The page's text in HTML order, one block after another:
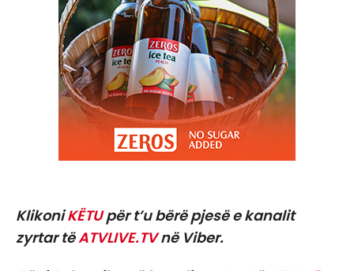
KlikoniKËTUpër t’u bërë pjesë e kanalit
zyrtar tëATVLIVE.TVnë Viber.